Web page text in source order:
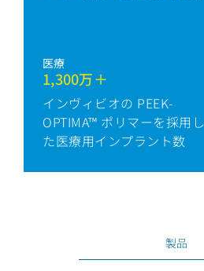
医療
1,300万＋
インヴィビオの PEEK-
OPTIMA™ ポリマーを採用し
た医療用インプラント数
製品